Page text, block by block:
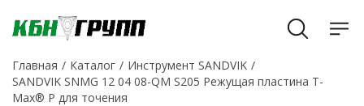
Главная Каталог
Инструмент SANDVIK
SANDVIK SNMG 12 04 08-QM S205 Режущая пластина T-
Max® P для точения